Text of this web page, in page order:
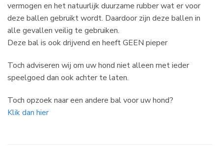
vermogen en het natuurlijk duurzame rubber wat er voor
deze ballen gebruikt wordt. Daardoor zijn deze ballen in
alle gevallen veilig te gebruiken.
Deze bal is ook drijvend en heeft GEEN pieper
Toch adviseren wij om uw hond niet alleen met ieder
speelgoed dan ook achter te laten.
Toch opzoek naar een andere bal voor uw hond?
Klik dan hier